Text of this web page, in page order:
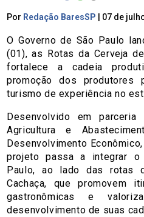
Por Redação BaresSP 07 de
O Governo de São Paulo
(01), as Rotas da Cerveja
fortalece a cadeia
promoção dos produtores
turismo de experiência no
Desenvolvido em
Agricultura e
Desenvolvimento
projeto passa a integrar o
Paulo, ao lado das rotas
Cachaça, que promovem
gastronômicas e
desenvolvimento de suas